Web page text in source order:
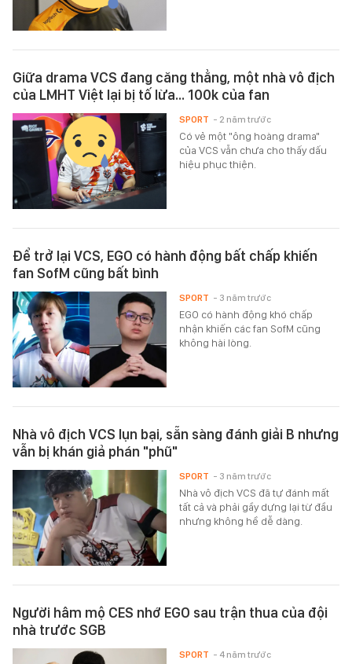
Giữa drama VCS đang căng thẳng, một nhà vô địch
của LMHT Việt lại bị tố lừa... 100k của fan
Có vẻ một "ông hoàng drama"
của VCS vẫn chưa cho thấy dấu
hiệu phục thiện.
SPORT - 2 năm trước
Để trở lại VCS, EGO có hành động bất chấp khiến
fan SofM cũng bất bình
EGO có hành động khó chấp
nhận khiến các fan SofM cũng
không hài lòng.
SPORT - 3 năm trước
Nhà vô địch VCS lụn bại, sẵn sàng đánh giải B nhưng
vẫn bị khán giả phán "phũ"
Nhà vô địch VCS đã tự đánh mất
tất cả và phải gầy dựng lại từ đầu
nhưng không hề dễ dàng.
SPORT - 3 năm trước
Người hâm mộ CES nhớ EGO sau trận thua của đội
nhà trước SGB
SPORT - 4 năm trước